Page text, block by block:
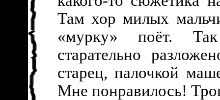
Там хор милых
«мурку» поёт.
старательно
старец, палочкой
Мне понравилось!